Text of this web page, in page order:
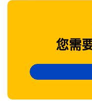
您需